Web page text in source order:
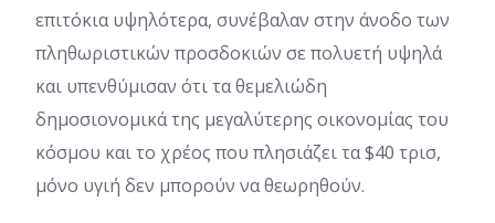
επιτόκια υψηλότερα, συνέβαλαν στην άνοδο των
πληθωριστικών προσδοκιών σε πολυετή υψηλά
και υπενθύμισαν ότι τα θεμελιώδη
δημοσιονομικά της μεγαλύτερης οικονομίας του
κόσμου και το χρέος που πλησιάζει τα $40 τρισ,
μόνο υγιή δεν μπορούν να θεωρηθούν.